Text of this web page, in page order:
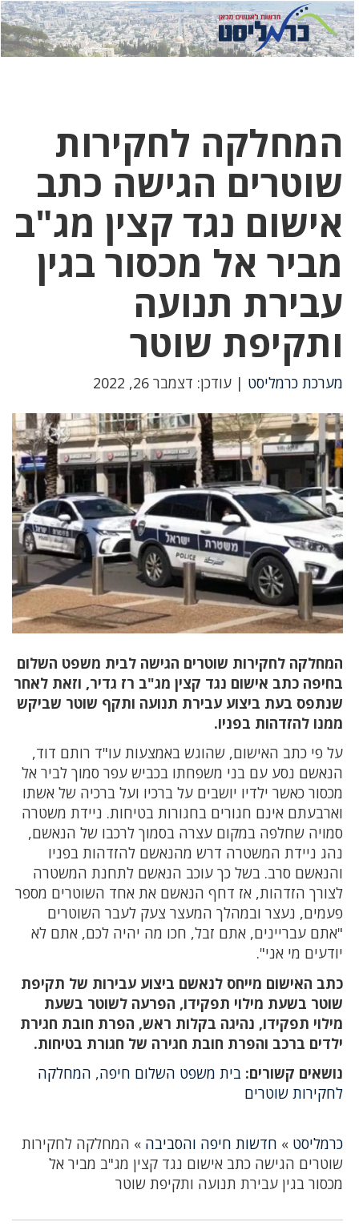
לחץ
כאן
לחץ
כדי
המחלקה לחקירות
שוטרים הגישה כתב
אישום נגד קצין מג"ב
מביר אל מכסור בגין
עבירת תנועה
ותקיפת שוטר
מערכת כרמליסט | עודכן: דצמבר 26, 2022
המחלקה לחקירות שוטרים הגישה לבית משפט השלום
בחיפה כתב אישום נגד קצין מג"ב רז גדיר, וזאת לאחר
שנתפס בעת ביצוע עבירת תנועה ותקף שוטר שביקש
ממנו להזדהות בפניו.
על פי כתב האישום, שהוגש באמצעות עו"ד רותם דוד,
הנאשם נסע עם בני משפחתו בכביש עפר סמוך לביר אל
מכסור כאשר ילדיו יושבים על ברכיו ועל ברכיה של אשתו
וארבעתם אינם חגורים בחגורות בטיחות. ניידת משטרה
סמויה שחלפה במקום עצרה בסמוך לרכבו של הנאשם,
נהג ניידת המשטרה דרש מהנאשם להזדהות בפניו
והנאשם סרב. בשל כך עוכב הנאשם לתחנת המשטרה
לצורך הזדהות, אז דחף הנאשם את אחד השוטרים מספר
פעמים, נעצר ובמהלך המעצר צעק לעבר השוטרים
"אתם עבריינים, אתם זבל, חכו מה יהיה לכם, אתם לא
יודעים מי אני".
כתב האישום מייחס לנאשם ביצוע עבירות של תקיפת
שוטר בשעת מילוי תפקידו, הפרעה לשוטר בשעת
מילוי תפקידו, נהיגה בקלות ראש, הפרת חובת חגירת
ילדים ברכב והפרת חובת חגירה של חגורת בטיחות.
נושאים קשורים: בית משפט השלום חיפה, המחלקה
לחקירות שוטרים
כרמליסט » חדשות חיפה והסביבה » המחלקה לחקירות
שוטרים הגישה כתב אישום נגד קצין מג"ב מביר אל
מכסור בגין עבירת תנועה ותקיפת שוטר